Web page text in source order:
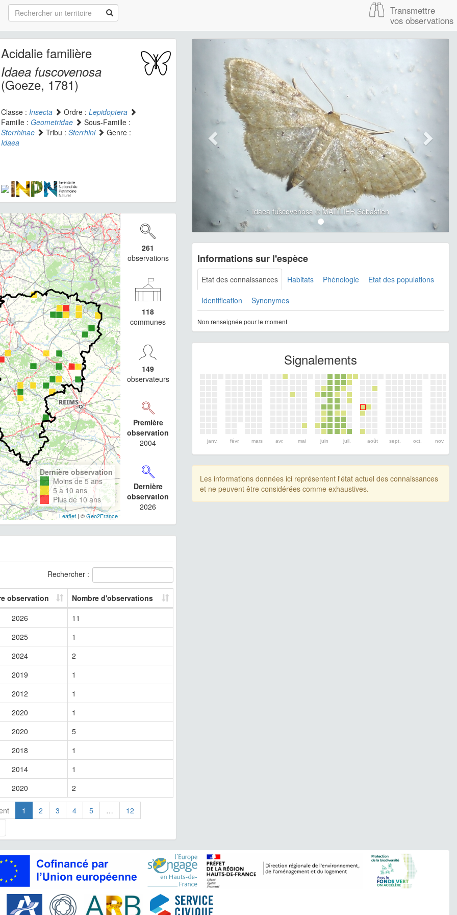
Transmettre
vos observations
Acidalie familière
Idaea fuscovenosa
(Goeze, 1781)
Classe : Insecta Ordre : Lepidoptera
Famille : Geometridae
Sous-Famille :
Sterrhinae
Tribu : Sterrhini
Genre :
Idaea
Dernière observation
Moins de 5 ans
5 à 10 ans
Plus de 10 ans
Leaflet| ©Geo2France
261
observations
118
communes
149
observateurs
Première
observation
2004
Dernière
observation
2026
Rechercher :
observation
Nombre d'observations
2026
11
2025
1
2024
2
2019
1
2012
1
2020
1
2020
5
2018
1
2014
1
2020
2
1 2 3 4 5 … 12
Idaea fuscovenosa © MAILLIER Sébastien
Informations sur l'espèce
Etat des connaissances Habitats Phénologie Etat des populations
Identification Synonymes
Non renseignée pour le moment
Signalements
janv. févr. mars avr. mai juin juil. août sept. oct. nov.
Les informations données ici représentent l'état actuel des connaissances
et ne peuvent être considérées comme exhaustives.